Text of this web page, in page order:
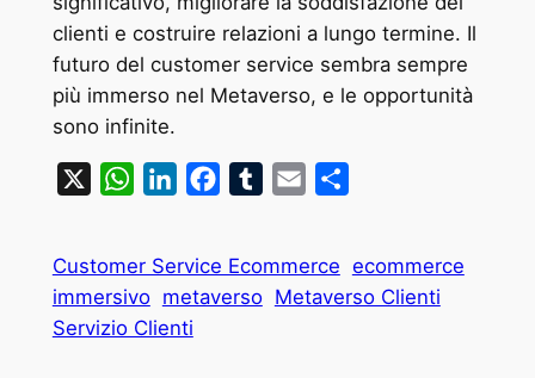
clienti e costruire relazioni a lungo termine. Il
futuro del customer service sembra sempre
più immerso nel Metaverso, e le opportunità
sono infinite.
WhatsAppLinkedInFacebookTumblrEmail
Customer Service Ecommerce ecommerce
immersivo metaverso Metaverso Clienti
Servizio Clienti